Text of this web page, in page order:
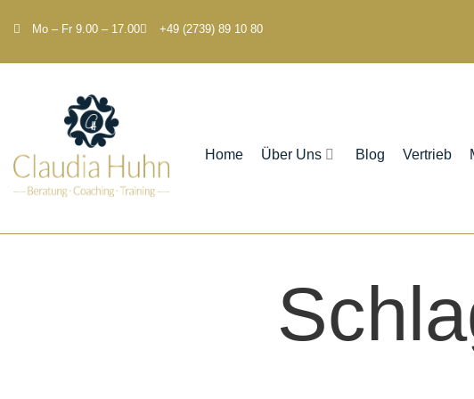
Mo – Fr 9.00 – 17.00 +49 (2739) 89 10 80
Home Über Uns Blog Vertrieb